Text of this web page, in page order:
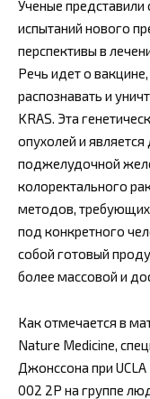
Ученые
испытаний нового
перспективы в
Речь идет о
распознавать и
KRAS. Эта
опухолей и
поджелудочной
колоректального
методов, требующих
под конкретного
собой готовый
более массовой и
Как отмечается в
Nature Medicine,
Джонссона при
002 2P на группе